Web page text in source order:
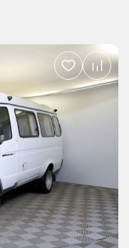
Добавить
в
избранное